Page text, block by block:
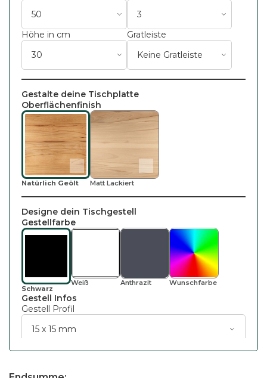
Höhe in cm Gratleiste
Gestalte deine Tischplatte
Oberflächenfinish
Natürlich Geölt Matt Lackiert
Designe dein Tischgestell
Gestellfarbe
Schwarz
Weiß Anthrazit WunschFarbe
Gestell Infos
Gestell Profil